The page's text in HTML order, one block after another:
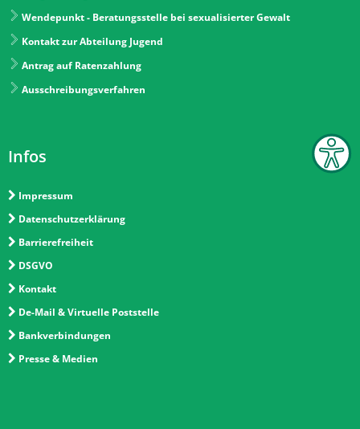
Wendepunkt - Beratungsstelle bei sexualisierter Gewalt
Kontakt zur Abteilung Jugend
Antrag auf Ratenzahlung
Ausschreibungsverfahren
Infos
Impressum
Datenschutzerklärung
Barrierefreiheit
DSGVO
Kontakt
De-Mail & Virtuelle Poststelle
Bankverbindungen
Presse & Medien